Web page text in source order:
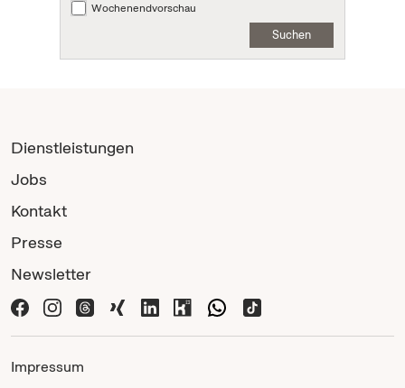
Wochenendvorschau
Suchen
Dienstleistungen
Jobs
Kontakt
Presse
Newsletter
Impressum